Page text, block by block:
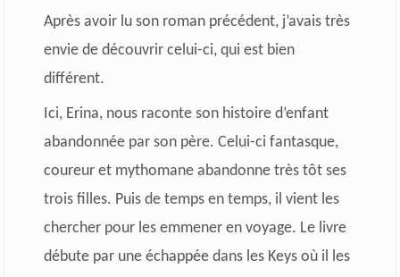
Après avoir lu son roman précédent, j’avais très
envie de découvrir celui-ci, qui est bien
différent.
Ici, Erina, nous raconte son histoire d’enfant
abandonnée par son père. Celui-ci fantasque,
coureur et mythomane abandonne très tôt ses
trois filles. Puis de temps en temps, il vient les
chercher pour les emmener en voyage. Le livre
débute par une échappée dans les Keys où il les